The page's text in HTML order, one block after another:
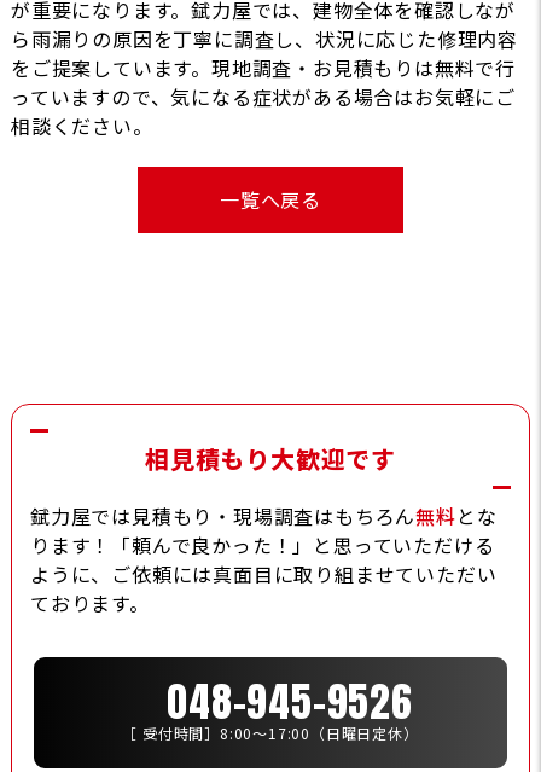
が重要になります。錻力屋では、建物全体を確認しなが
ら雨漏りの原因を丁寧に調査し、状況に応じた修理内容
をご提案しています。現地調査・お見積もりは無料で行
っていますので、気になる症状がある場合はお気軽にご
相談ください。
一覧へ戻る
相見積もり大歓迎です
錻力屋では見積もり・現場調査はもちろん無料とな
ります！「頼んで良かった！」と思っていただける
ように、ご依頼には真面目に取り組ませていただい
ております。
048-945-9526
［ 受付時間］8:00〜17:00（日曜日定休）